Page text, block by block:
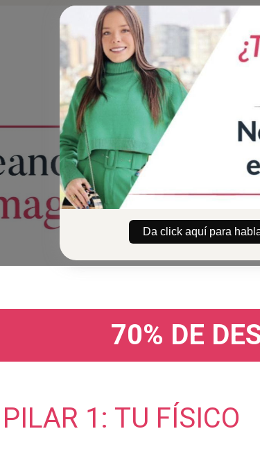
Da click aquí para
70% DE
PILAR 1: TU FÍSICO